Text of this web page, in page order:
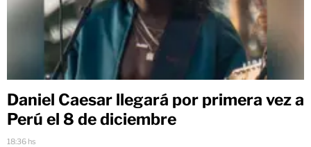
Daniel Caesar llegará por primera vez a
Perú el 8 de diciembre
18:36 hs